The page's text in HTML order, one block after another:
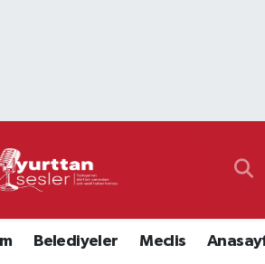
Belediyeler Meclis
Durumu ve Fikstür